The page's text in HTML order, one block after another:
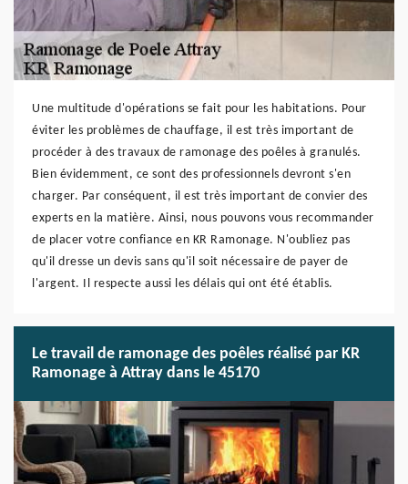
Une multitude d'opérations se fait pour les habitations. Pour
éviter les problèmes de chauffage, il est très important de
procéder à des travaux de ramonage des poêles à granulés.
Bien évidemment, ce sont des professionnels devront s'en
charger. Par conséquent, il est très important de convier des
experts en la matière. Ainsi, nous pouvons vous recommander
de placer votre confiance en KR Ramonage. N'oubliez pas
qu'il dresse un devis sans qu'il soit nécessaire de payer de
l'argent. Il respecte aussi les délais qui ont été établis.
Le travail de ramonage des poêles réalisé par KR
Ramonage à Attray dans le 45170